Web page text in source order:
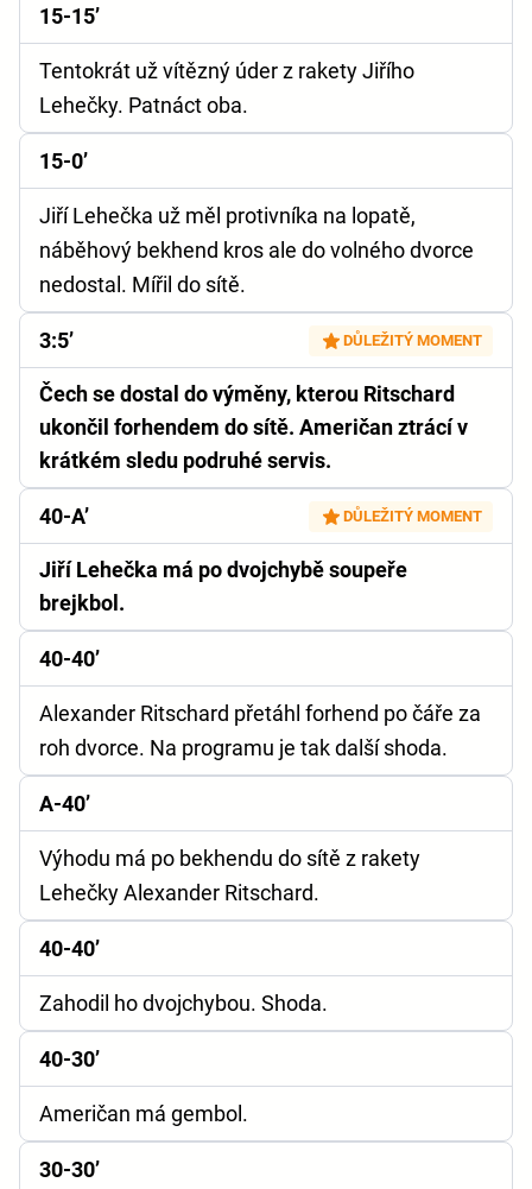
15-15’
Tentokrát už vítězný úder z rakety Jiřího
Lehečky. Patnáct oba.
15-0’
Jiří Lehečka už měl protivníka na lopatě,
náběhový bekhend kros ale do volného dvorce
nedostal. Mířil do sítě.
3:5’ DŮLEŽITÝ MOMENT
Čech se dostal do výměny, kterou Ritschard
ukončil forhendem do sítě. Američan ztrácí v
krátkém sledu podruhé servis.
40-A’ DŮLEŽITÝ MOMENT
Jiří Lehečka má po dvojchybě soupeře
brejkbol.
40-40’
Alexander Ritschard přetáhl forhend po čáře za
roh dvorce. Na programu je tak další shoda.
A-40’
Výhodu má po bekhendu do sítě z rakety
Lehečky Alexander Ritschard.
40-40’
Zahodil ho dvojchybou. Shoda.
40-30’
Američan má gembol.
30-30’